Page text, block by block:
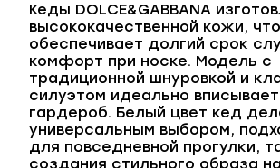
Кеды DOLCE&GABBANA
высококачественной кожи, что
обеспечивает долгий срок
комфорт при носке. Модель с
традиционной шнуровкой и
силуэтом идеально
гардероб. Белый цвет кед
универсальным выбором,
для повседневной прогулки,
создания стильного образа